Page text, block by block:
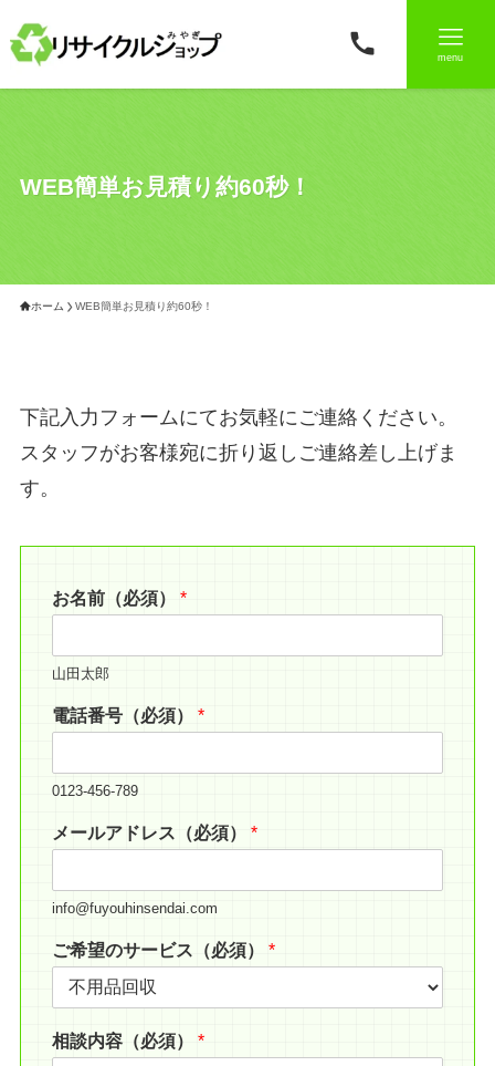
menu
WEB簡単お見積り約60秒！
ホーム WEB簡単お見積り約60秒！
下記入力フォームにてお気軽にご連絡ください。
スタッフがお客様宛に折り返しご連絡差し上げま
す。
お名前（必須） *
山田太郎
電話番号（必須） *
0123-456-789
メールアドレス（必須） *
info@fuyouhinsendai.com
ご希望のサービス（必須） *
相談内容（必須） *